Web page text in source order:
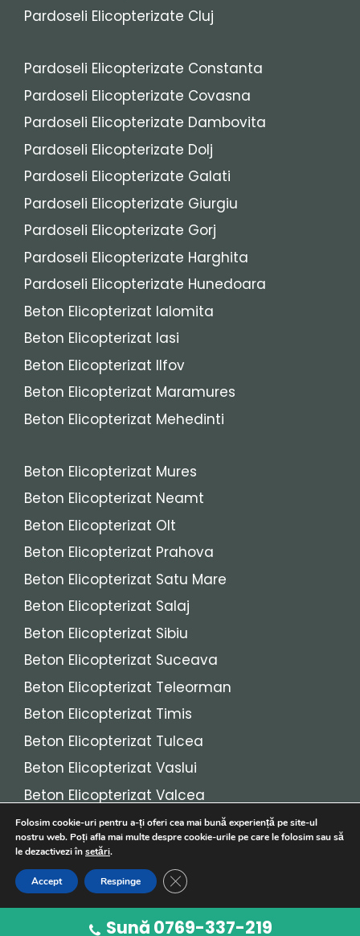
Pardoseli Elicopterizate Cluj
Pardoseli Elicopterizate Constanta
Pardoseli Elicopterizate Covasna
Pardoseli Elicopterizate Dambovita
Pardoseli Elicopterizate Dolj
Pardoseli Elicopterizate Galati
Pardoseli Elicopterizate Giurgiu
Pardoseli Elicopterizate Gorj
Pardoseli Elicopterizate Harghita
Pardoseli Elicopterizate Hunedoara
Beton Elicopterizat Ialomita
Beton Elicopterizat Iasi
Beton Elicopterizat Ilfov
Beton Elicopterizat Maramures
Beton Elicopterizat Mehedinti
Beton Elicopterizat Mures
Beton Elicopterizat Neamt
Beton Elicopterizat Olt
Beton Elicopterizat Prahova
Beton Elicopterizat Satu Mare
Beton Elicopterizat Salaj
Beton Elicopterizat Sibiu
Beton Elicopterizat Suceava
Beton Elicopterizat Teleorman
Beton Elicopterizat Timis
Beton Elicopterizat Tulcea
Beton Elicopterizat Vaslui
Beton Elicopterizat Valcea
Beton Elicopterizat Vrancea
© 2026Beton Elicopterizat
rezervate!
Sună 0769-337-219
Folosim cookie-uri pentru a-ți oferi cea mai bună experiență pe site-ul
nostru web. Poți afla mai multe despre cookie-urile pe care le folosim sau să
le dezactivezi însetări.
Accept Respinge Close GDPR Cookie Banner